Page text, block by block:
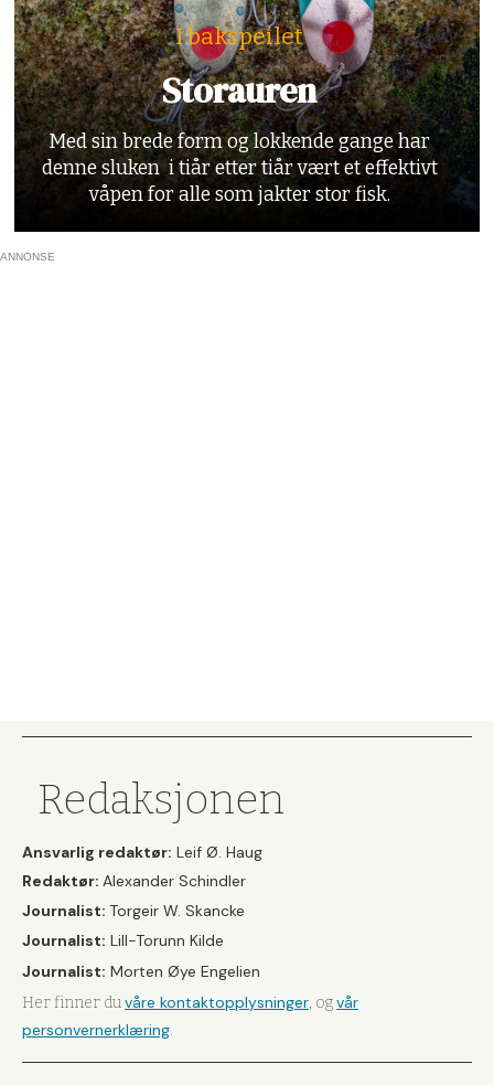
I bakspeilet
Storauren
Med sin brede form og lokkende gange har
denne sluken i tiår etter tiår vært et effektivt
våpen for alle som jakter stor fisk.
ANNONSE
Redaksjonen
Ansvarlig redaktør: Leif Ø. Haug
Redaktør: Alexander Schindler
Journalist: Torgeir W. Skancke
Journalist: Lill-Torunn Kilde
Journalist: Morten Øye Engelien
Her finner duvåre kontaktopplysninger, ogvår
personvernerklæring.